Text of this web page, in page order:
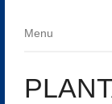
Menu
Menu